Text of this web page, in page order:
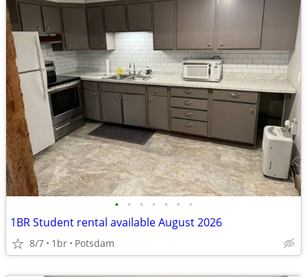
• • • • • • •
1BR Student rental available August 2026
8/7 1br Potsdam